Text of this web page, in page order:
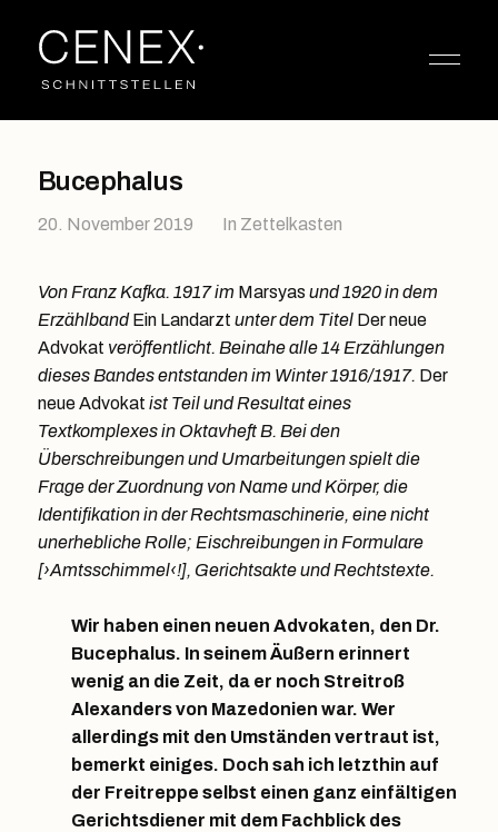
Bucephalus
20. November 2019 In Zettelkasten
Von Franz Kafka. 1917 im Marsyas und 1920 in dem
ErzählbandEin Landarzt unter dem Titel Der neue
Advokat veröffentlicht. Beinahe alle 14 Erzählungen
dieses Bandes entstanden im Winter 1916/1917. Der
neue Advokat ist Teil und Resultat eines
Textkomplexes in Oktavheft B. Bei den
Überschreibungen und Umarbeitungen spielt die
Frage der Zuordnung von Name und Körper, die
Identifikation in der Rechtsmaschinerie, eine nicht
unerhebliche Rolle; Eischreibungen in Formulare
[›Amtsschimmel‹!], Gerichtsakte und Rechtstexte.
Wir haben einen neuen Advokaten, den Dr.
Bucephalus. In seinem Äußern erinnert
wenig an die Zeit, da er noch Streitroß
Alexanders von Mazedonien war. Wer
allerdings mit den Umständen vertraut ist,
bemerkt einiges. Doch sah ich letzthin auf
der Freitreppe selbst einen ganz einfältigen
Gerichtsdiener mit dem Fachblick des